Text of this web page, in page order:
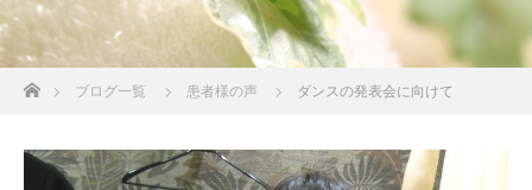
ホームブログ一覧 患者様の声 ダンスの発表会に向けて